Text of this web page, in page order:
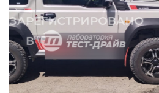
Внедорожный тюнинг на Lada
Астрахани